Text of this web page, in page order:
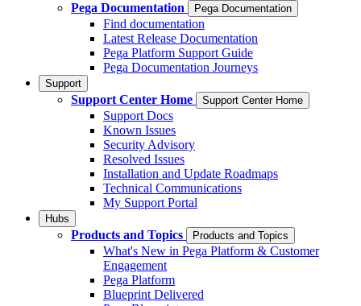
Pega Documentation
Pega Documentation
Find documentation
Latest Release Documentation
Pega Platform Support Guide
Pega Documentation Journeys
Support
Support Center Home Support Center Home
Support Docs
Known Issues
Security Advisory
Resolved Issues
Installation and Update Roadmaps
Technical Communications
My Support Portal
Hubs
Products and Topics Products and Topics
What's New in Pega Platform & Customer
Engagement
Pega Platform
Blueprint Delivered